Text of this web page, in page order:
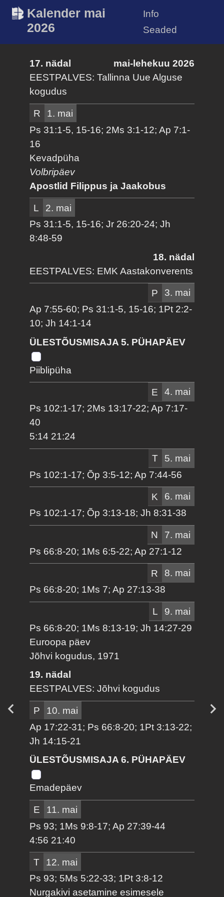
Kalender mai
2026
Info
Seaded
17. nädal
mai-lehekuu 2026
EESTPALVES: Tallinna Uue Alguse
kogudus
R
1. mai
Ps 31:1-5, 15-16; 2Ms 3:1-12; Ap 7:1-
16
Kevadpüha
Volbripäev
Apostlid Filippus ja Jaakobus
L
2. mai
Ps 31:1-5, 15-16; Jr 26:20-24; Jh
8:48-59
18. nädal
EESTPALVES: EMK Aastakonverents
P
3. mai
Ap 7:55-60; Ps 31:1-5, 15-16; 1Pt 2:2-
10; Jh 14:1-14
ÜLESTÕUSMISAJA 5. PÜHAPÄEV
Piiblipüha
E
4. mai
Ps 102:1-17; 2Ms 13:17-22; Ap 7:17-
40
5:14 21:24
T
5. mai
Ps 102:1-17; Õp 3:5-12; Ap 7:44-56
K
6. mai
Ps 102:1-17; Õp 3:13-18; Jh 8:31-38
N
7. mai
Ps 66:8-20; 1Ms 6:5-22; Ap 27:1-12
R
8. mai
Ps 66:8-20; 1Ms 7; Ap 27:13-38
L
9. mai
Ps 66:8-20; 1Ms 8:13-19; Jh 14:27-29
Euroopa päev
Jõhvi kogudus, 1971
19. nädal
EESTPALVES: Jõhvi kogudus
P
10. mai
Ap 17:22-31; Ps 66:8-20; 1Pt 3:13-22;
Jh 14:15-21
ÜLESTÕUSMISAJA 6. PÜHAPÄEV
Emadepäev
E
11. mai
Ps 93; 1Ms 9:8-17; Ap 27:39-44
4:56 21:40
T
12. mai
Ps 93; 5Ms 5:22-33; 1Pt 3:8-12
Nurgakivi asetamine esimesele